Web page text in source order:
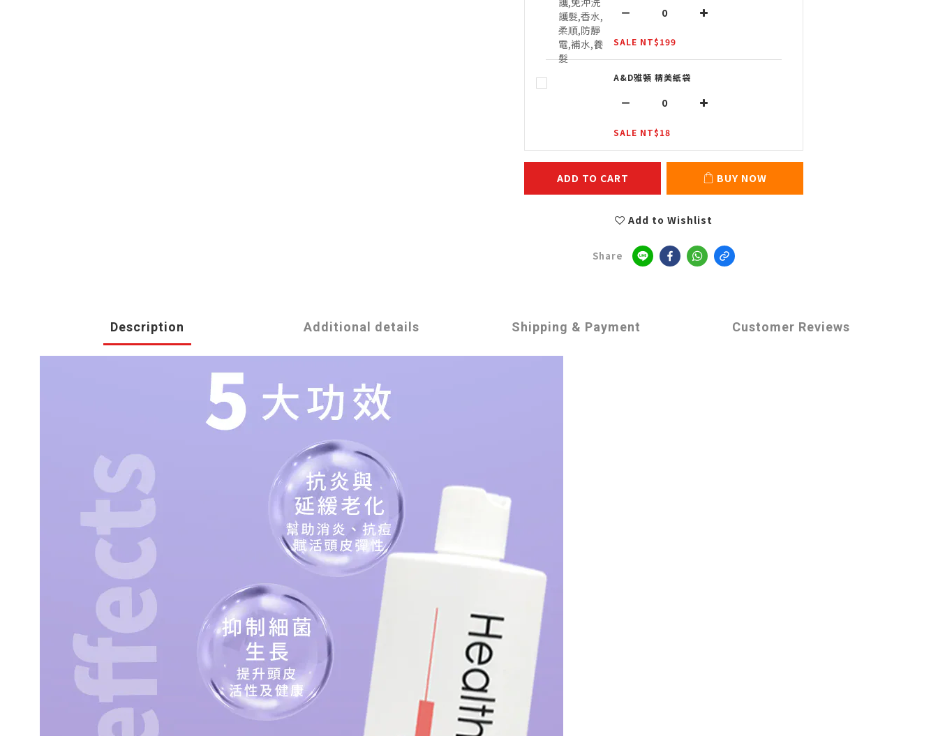
SALE NT$199
A&D雅頓 精美紙袋
SALE NT$18
ADD TO CART BUY NOW
Add to Wishlist
Share
Description Additional details Shipping & Payment Customer Reviews